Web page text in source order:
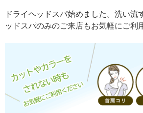
ドライヘッドスパ始めました。洗い流
ッドスパのみのご来店もお気軽にご利